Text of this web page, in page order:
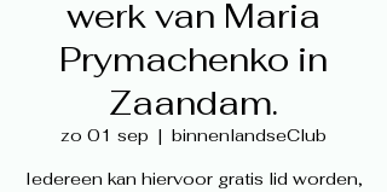
werk van Maria
Prymachenko in
Zaandam.
zo 01 sep
  |
binnenlandseClub
Iedereen kan hiervoor gratis lid worden,